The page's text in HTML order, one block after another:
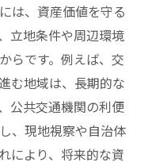
投資エリア分析
収入の作り方
は、資産価値を守る
立地条件や周辺環境
らです。例えば、交
む地域は、長期的な
公共交通機関の利便
、現地視察や自治体
により、将来的な資